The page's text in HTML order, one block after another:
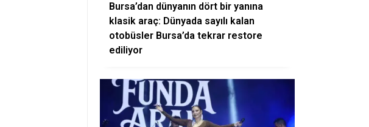
Bursa’dan dünyanın dört bir yanına
klasik araç: Dünyada sayılı kalan
otobüsler Bursa’da tekrar restore
ediliyor